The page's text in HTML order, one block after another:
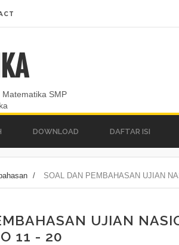
SMP
DOWNLOAD DAFTAR ISI
/ SOAL DAN PEMBAHASAN UJIAN
UJIAN
11 - 20